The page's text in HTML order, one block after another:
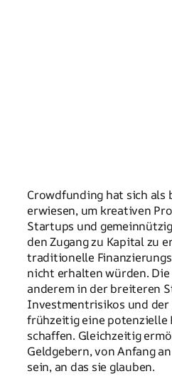
Crowdfunding hat sich als
erwiesen, um kreativen
Startups und
den Zugang zu Kapital zu
traditionelle
nicht erhalten würden.
anderem in der breiteren
Investmentrisikos und
frühzeitig eine potenzielle
schaffen. Gleichzeitig
Geldgebern, von Anfang
sein, an das sie glauben.